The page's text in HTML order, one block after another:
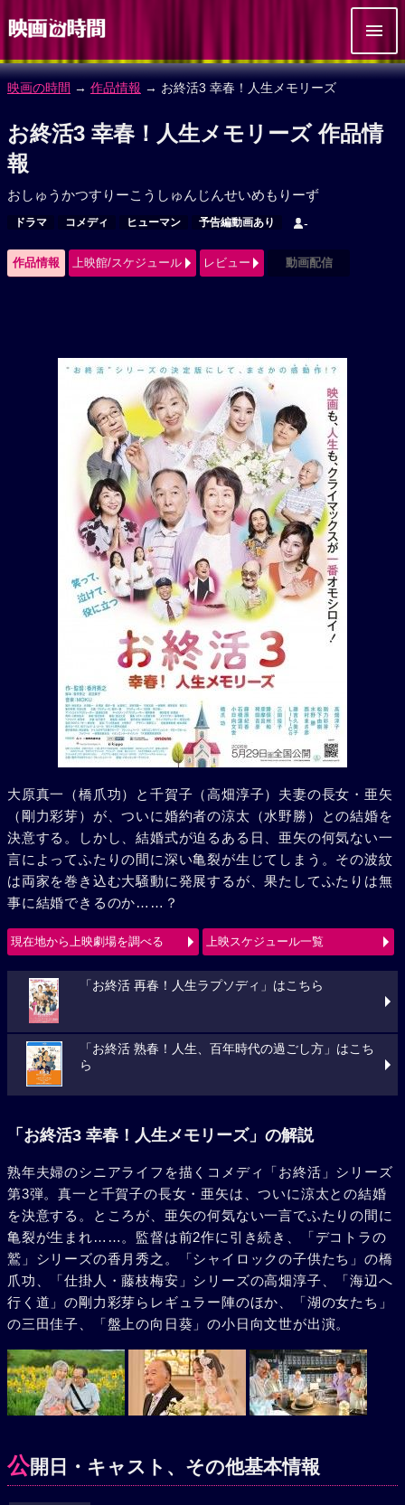
映画の時間 → 作品情報 → お終活3 幸春！人生メモリーズ
お終活3 幸春！人生メモリーズ 作品情
報
おしゅうかつすりーこうしゅんじんせいめもりーず
ドラマ コメディ ヒューマン 予告編動画あり -
作品情報 上映館/スケジュール レビュー 動画配信
大原真一（橋爪功）と千賀子（高畑淳子）夫妻の長女・亜矢
（剛力彩芽）が、ついに婚約者の涼太（水野勝）との結婚を
決意する。しかし、結婚式が迫るある日、亜矢の何気ない一
言によってふたりの間に深い亀裂が生じてしまう。その波紋
は両家を巻き込む大騒動に発展するが、果たしてふたりは無
事に結婚できるのか……？
現在地から上映劇場を調べる 上映スケジュール一覧
「お終活 再春！人生ラプソディ」はこちら
「お終活 熟春！人生、百年時代の過ごし方」はこち
ら
「お終活3 幸春！人生メモリーズ」の解説
熟年夫婦のシニアライフを描くコメディ「お終活」シリーズ
第3弾。真一と千賀子の長女・亜矢は、ついに涼太との結婚
を決意する。ところが、亜矢の何気ない一言でふたりの間に
亀裂が生まれ……。監督は前2作に引き続き、「デコトラの
鷲」シリーズの香月秀之。「シャイロックの子供たち」の橋
爪功、「仕掛人・藤枝梅安」シリーズの高畑淳子、「海辺へ
行く道」の剛力彩芽らレギュラー陣のほか、「湖の女たち」
の三田佳子、「盤上の向日葵」の小日向文世が出演。
公開日・キャスト、その他基本情報